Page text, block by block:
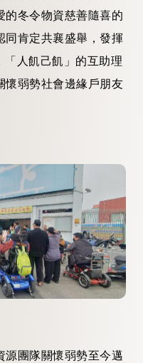
的冬令物資慈善隨喜的
同肯定共襄盛舉，發揮
「人飢己飢」的互助理
懷弱勢社會邊緣戶朋友
源團隊關懷弱勢至今邁